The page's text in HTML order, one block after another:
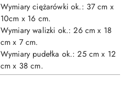
Wymiary ciężarówki ok.: 37 cm x
10cm x 16 cm.
Wymiary walizki ok.: 26 cm x 18
cm x 7 cm.
Wymiary pudełka ok.: 25 cm x 12
cm x 38 cm.